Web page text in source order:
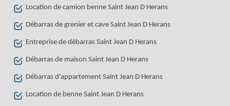
Location de camion benne Saint Jean D Herans
Débarras de grenier et cave Saint Jean D Herans
Entreprise de débarras Saint Jean D Herans
Débarras de maison Saint Jean D Herans
Débarras d'appartement Saint Jean D Herans
Location de benne Saint Jean D Herans